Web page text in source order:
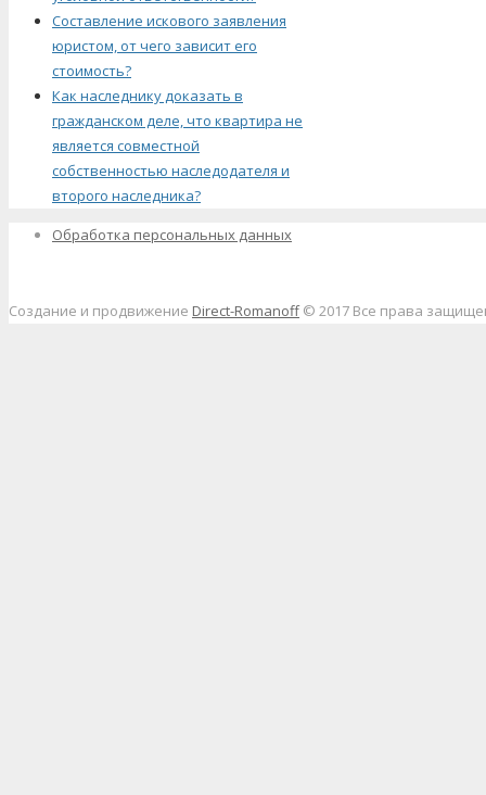
Составление искового заявления
юристом, от чего зависит его
стоимость?
Как наследнику доказать в
гражданском деле, что квартира не
является совместной
собственностью наследодателя и
второго наследника?
Обработка персональных данных
Создание и продвижение Direct-Romanoff© 2017 Все права